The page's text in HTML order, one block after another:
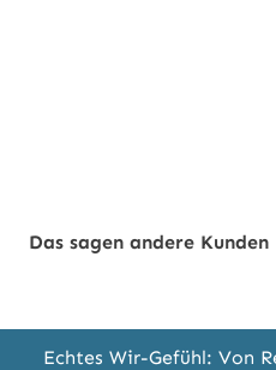
Das sagen andere Kunden
Echtes Wir-Gefühl: Von